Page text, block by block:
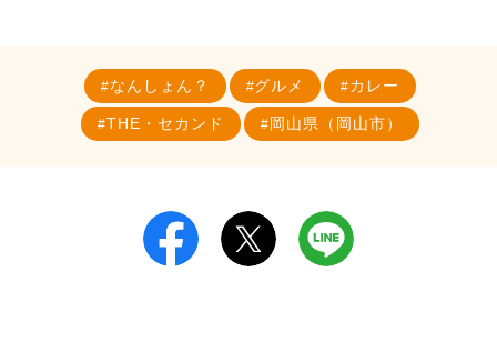
なんしょん？ グルメ カレー
THE・セカンド 岡山県（岡山市）